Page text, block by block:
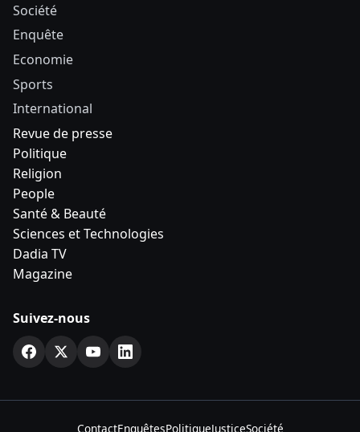
Société
Enquête
Economie
Sports
International
Revue de presse
Politique
Religion
People
Santé & Beauté
Sciences et Technologies
Dadia TV
Magazine
Suivez-nous
ContactEnquêtesPolitiqueJusticeSociété